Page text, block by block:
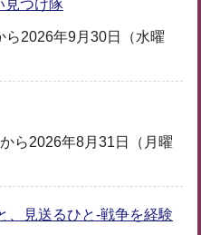
つけ隊
ら2026年9月30日（水曜
ら2026年8月31日（月曜
、見送るひと-戦争を経験